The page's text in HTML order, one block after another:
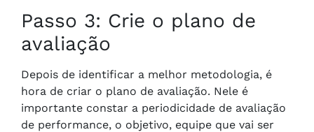
Passo 3: Crie o plano de
avaliação
Depois de identificar a melhor metodologia, é
hora de criar o plano de avaliação. Nele é
importante constar a periodicidade de avaliação
de performance, o objetivo, equipe que vai ser